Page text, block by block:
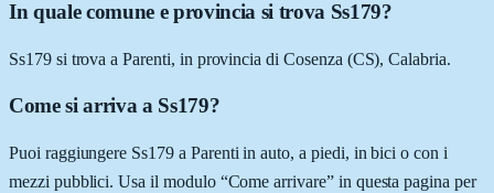
In quale comune e provincia si trova Ss179?
Ss179 si trova a Parenti, in provincia di Cosenza (CS), Calabria.
Come si arriva a Ss179?
Puoi raggiungere Ss179 a Parenti in auto, a piedi, in bici o con i
mezzi pubblici. Usa il modulo “Come arrivare” in questa pagina per